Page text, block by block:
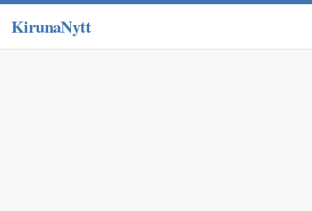
KirunaNytt